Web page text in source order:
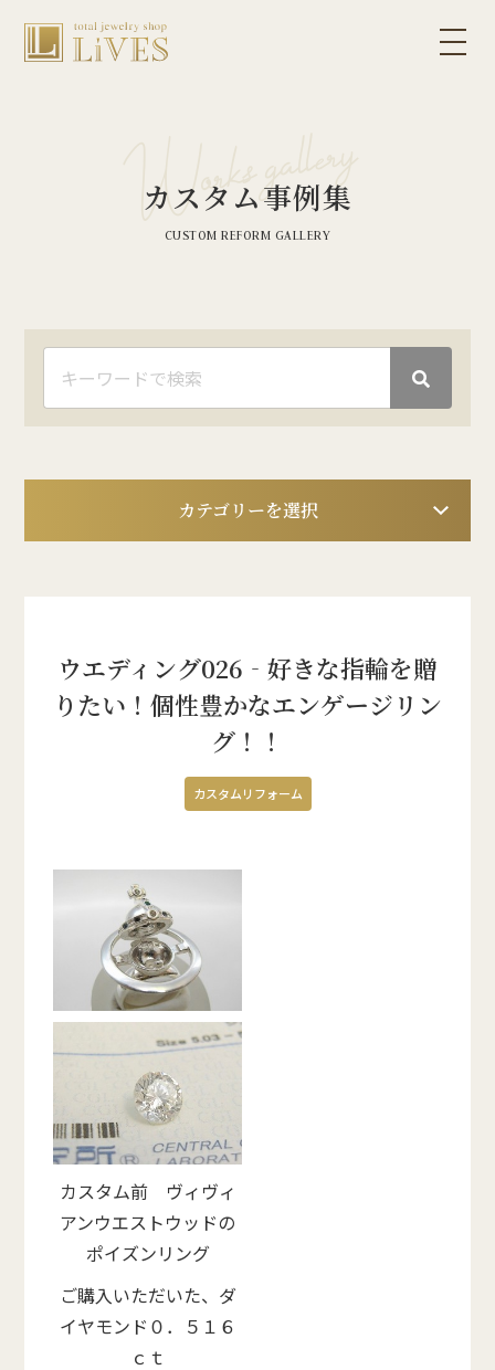
カスタム事例集
カテゴリーを選択
ウエディング026‐好きな指輪を贈
りたい！個性豊かなエンゲージリン
グ！！
カスタムリフォーム
カスタム前 ヴィヴィ
アンウエストウッドの
ポイズンリング
ご購入いただいた、ダ
イヤモンド０．５１６
ｃｔ